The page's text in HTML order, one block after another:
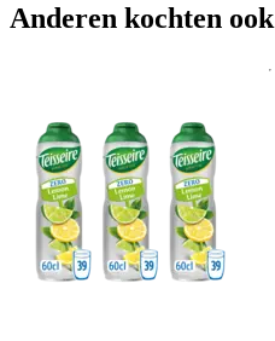
Anderen kochten ook